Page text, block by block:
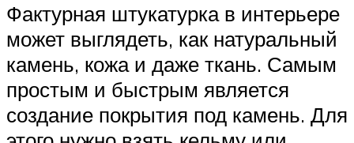
Фактурная штукатурка в интерьере
может выглядеть, как натуральный
камень, кожа и даже ткань. Самым
простым и быстрым является
создание покрытия под камень. Для